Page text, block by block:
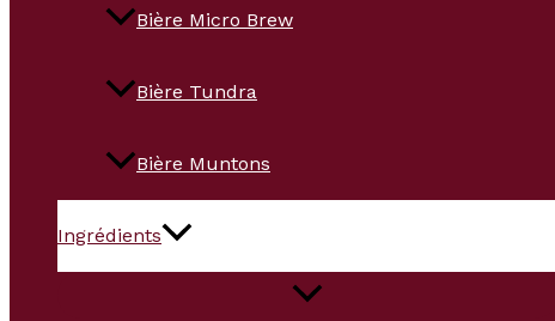
Bière Micro Brew
Bière Tundra
Bière Muntons
Ingrédients